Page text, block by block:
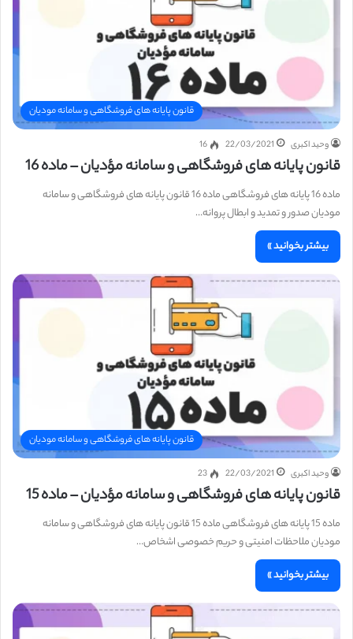
قانون پایانه های فروشگاهی و سامانه مودیان
وحید اکبری 22/03/2021
16
قانون پایانه های فروشگاهی و سامانه مؤدیان – ماده 16
ماده 16 پایانه های فروشگاهی ماده 16 قانون پایانه های فروشگاهی و سامانه
مودیان صدور و تمدید و ابطال پروانه…
بیشتر بخوانید »
قانون پایانه های فروشگاهی و سامانه مودیان
وحید اکبری 22/03/2021
23
قانون پایانه های فروشگاهی و سامانه مؤدیان – ماده 15
ماده 15 پایانه های فروشگاهی ماده 15 قانون پایانه های فروشگاهی و سامانه
مودیان ملاحظات امنیتی و حریم خصوصی اشخاص…
بیشتر بخوانید »